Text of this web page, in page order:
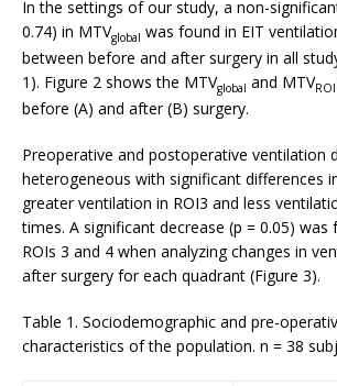
In the settings of our study, a non-
0.74) in MTVglobal was found in EIT
between before and after surgery in all
1). Figure 2 shows the MTVglobal and MTVROI
before (A) and after (B) surgery.
Preoperative and postoperative ventilation
heterogeneous with significant differences
greater ventilation in ROI3 and less
times. A significant decrease (p = 0.05)
ROIs 3 and 4 when analyzing changes in
after surgery for each quadrant (Figure 3).
Table 1. Sociodemographic and pre-
characteristics of the population. n = 38